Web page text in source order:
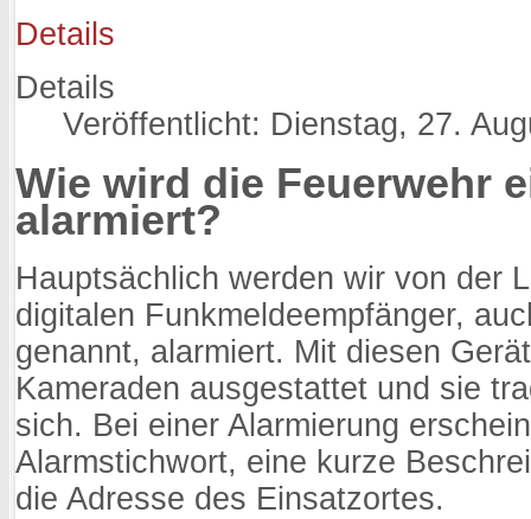
Details
Details
Veröffentlicht: Dienstag, 27.
Wie wird die Feuerwehr
alarmiert?
Hauptsächlich werden wir von der
digitalen Funkmeldeempfänger,
genannt, alarmiert. Mit diesen
Kameraden ausgestattet und sie
sich. Bei einer Alarmierung
Alarmstichwort, eine kurze
die Adresse des Einsatzortes.